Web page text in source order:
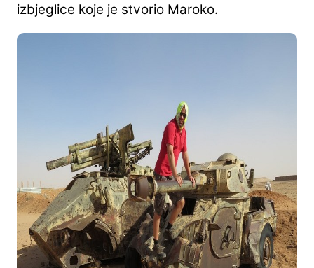
izbjeglice koje je stvorio Maroko.